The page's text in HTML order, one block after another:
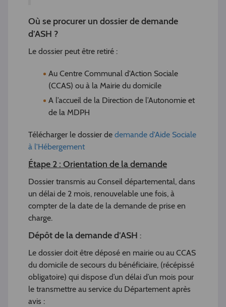
Où se procurer un dossier de demande
d’ASH ?
Le dossier peut être retiré :
Au Centre Communal d'Action Sociale
(CCAS) ou à la Mairie du domicile
A l’accueil de la Direction de l’Autonomie et
de la MDPH
Télécharger le dossier de demande d'Aide Sociale
à l'Hébergement
Étape 2 : Orientation de la demande
Dossier transmis au Conseil départemental, dans
un délai de 2 mois, renouvelable une fois, à
compter de la date de la demande de prise en
charge.
Dépôt de la demande d’ASH :
Le dossier doit être déposé en mairie ou au CCAS
du domicile de secours du bénéficiaire, (récépissé
obligatoire) qui dispose d’un délai d’un mois pour
le transmettre au service du Département après
avis :